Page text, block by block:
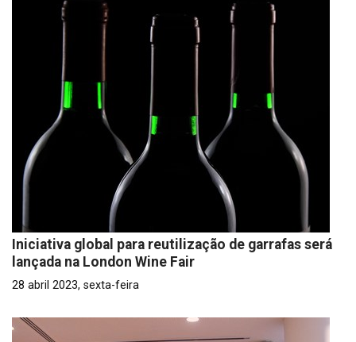
Iniciativa global para reutilização de garrafas será
lançada na London Wine Fair
28 abril 2023, sexta-feira